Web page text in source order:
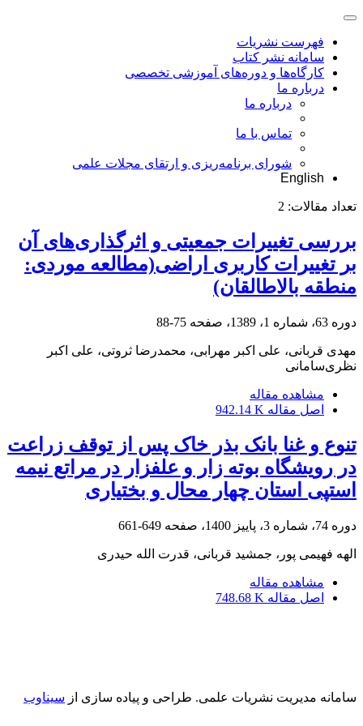
فهرست نشریات
سامانه نشر کتاب
کارگاه‌ها و دوره‌های آموزشی تخصصی
درباره ما
درباره ما
تماس با ما
شورای برنامه‌ریزی و ارتقای مجلات علمی
English
تعداد مقالات: 2
بررسی تغییرات جمعیتی و اثرگذاری‌های آن
بر تغییرات کاربری اراضی(مطالعه موردی:
منطقه بالاطالقان)
دوره 63، شماره 1، 1389، صفحه 75-88
مهدی قربانی، علی اکبر مهرابی، محمدرضا ثروتی، علی اکبر
نظری‌سامانی
مشاهده مقاله
اصل مقاله 942.14 K
تنوع و غنا بانک بذر خاک پس از توقف زراعت
در رویشگاه بوته زار و علفزار در مراتع نیمه
استپی استان چهار محال و بختیاری
دوره 74، شماره 3، پاییز 1400، صفحه 649-661
الهه فهیمی پور، جمشید قربانی، قدرت الله حیدری
مشاهده مقاله
اصل مقاله 748.68 K
سامانه مدیریت نشریات علمی. طراحی و پیاده سازی از سیناوب